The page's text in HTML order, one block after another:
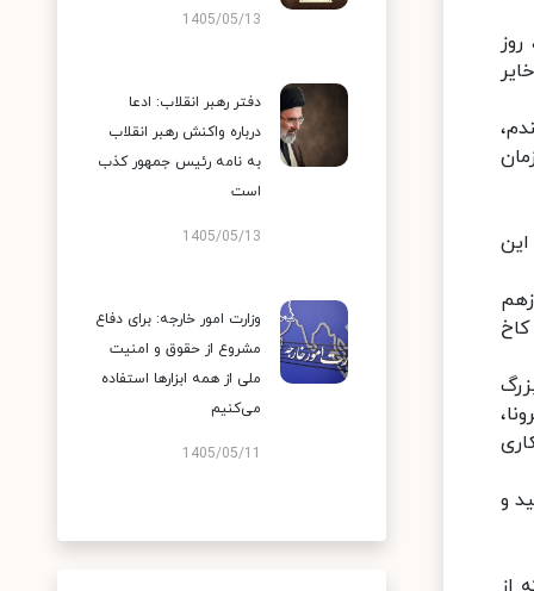
این
و
1405/05/13
دفتر رهبر انقلاب: ادعا
درباره واکنش رهبر انقلاب
به نامه رئیس جمهور کذب
است
1405/05/13
وزارت امور خارجه: برای دفاع
مشروع از حقوق و امنیت
ملی از همه ابزارها استفاده
می‌کنیم
1405/05/11